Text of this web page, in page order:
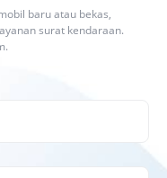
baru atau bekas,
surat kendaraan.